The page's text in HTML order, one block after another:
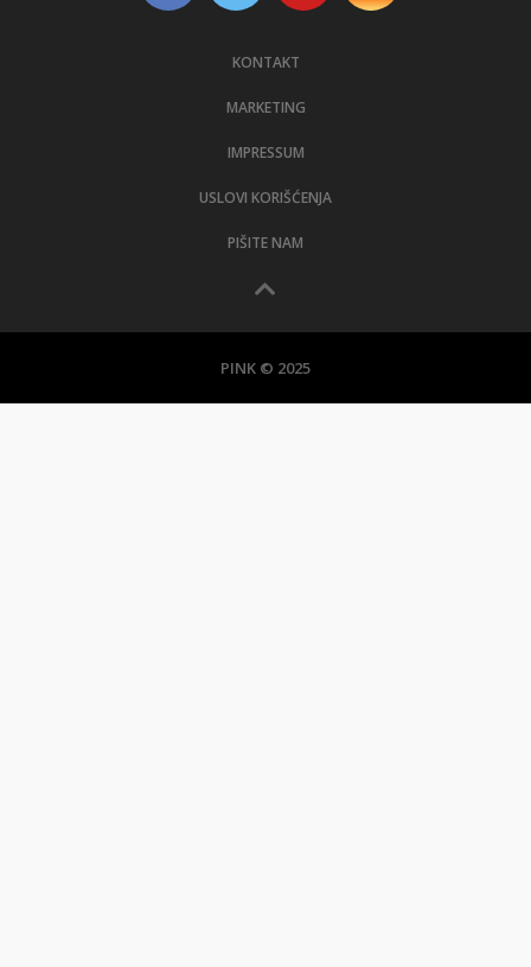
KONTAKT
MARKETING
IMPRESSUM
USLOVI KORIŠĆENJA
PIŠITE NAM
PINK © 2025